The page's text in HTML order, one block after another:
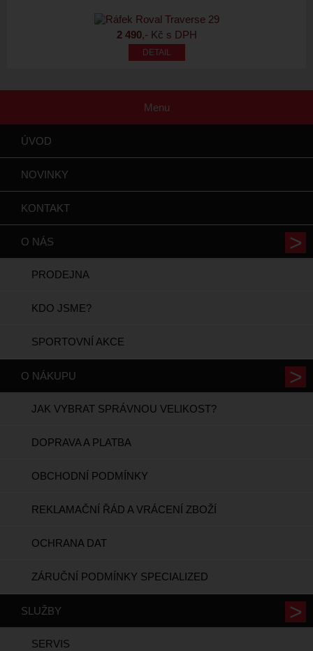
2 490,- Kč s DPH
Menu
ÚVOD
NOVINKY
KONTAKT
O NÁS
PRODEJNA
KDO JSME?
SPORTOVNÍ AKCE
O NÁKUPU
JAK VYBRAT SPRÁVNOU VELIKOST?
DOPRAVA A PLATBA
OBCHODNÍ PODMÍNKY
REKLAMAČNÍ ŘÁD A VRÁCENÍ ZBOŽÍ
OCHRANA DAT
ZÁRUČNÍ PODMÍNKY SPECIALIZED
SLUŽBY
SERVIS